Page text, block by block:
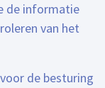
de informatie
van het
de besturing